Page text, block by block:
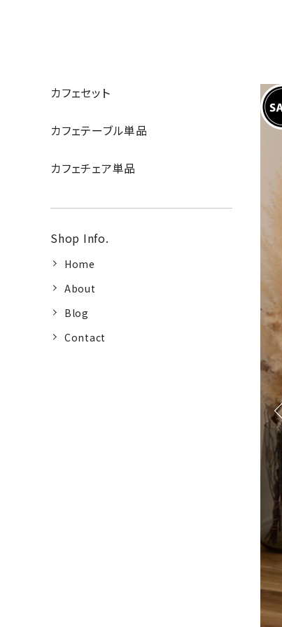
カフェセット
カフェテーブル単品
カフェチェア単品
Shop Info.
Home
About
Blog
Contact